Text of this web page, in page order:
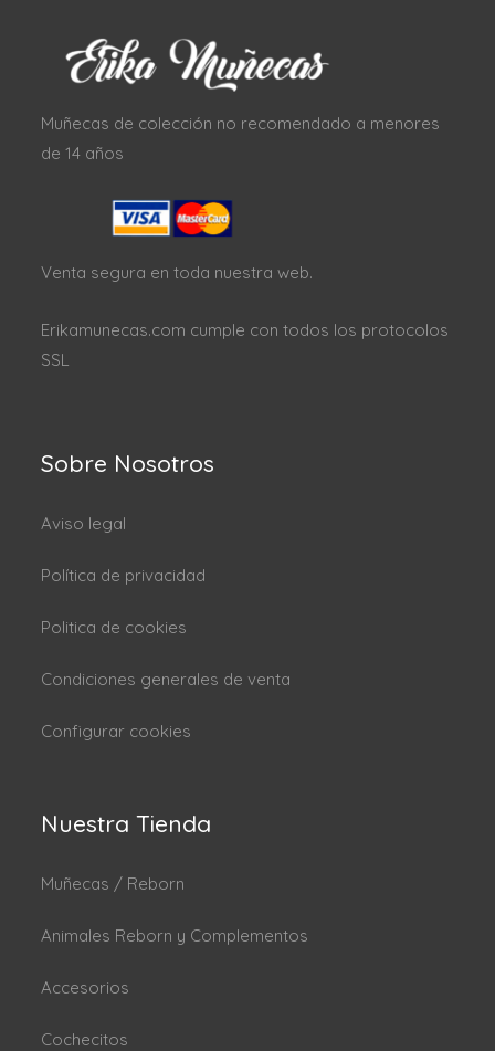
Muñecas de colección no recomendado a menores
de 14 años
Venta segura en toda nuestra web.
Erikamunecas.com cumple con todos los protocolos
SSL
Sobre Nosotros
Aviso legal
Política de privacidad
Politica de cookies
Condiciones generales de venta
Configurar cookies
Nuestra Tienda
Muñecas / Reborn
Animales Reborn y Complementos
Accesorios
Cochecitos